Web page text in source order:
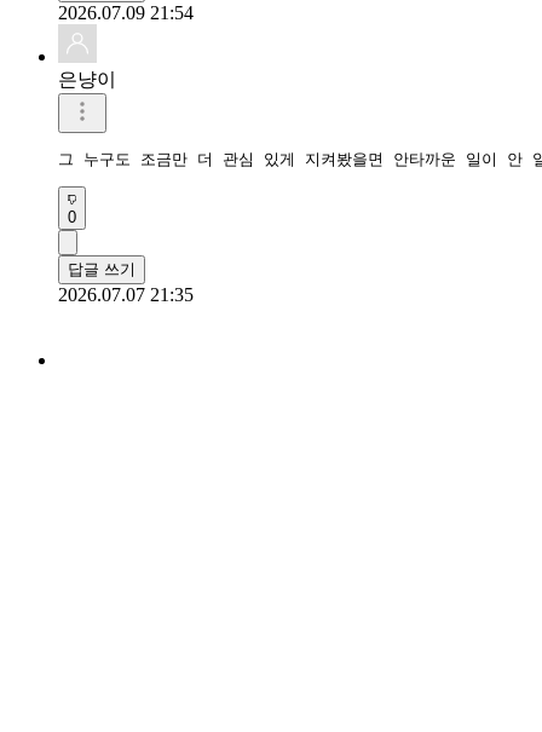
2026.07.09 21:54
은냥이
그 누구도 조금만 더 관심 있게 지켜봤을면 안타까운 일이 안
0
답글 쓰기
2026.07.07 21:35